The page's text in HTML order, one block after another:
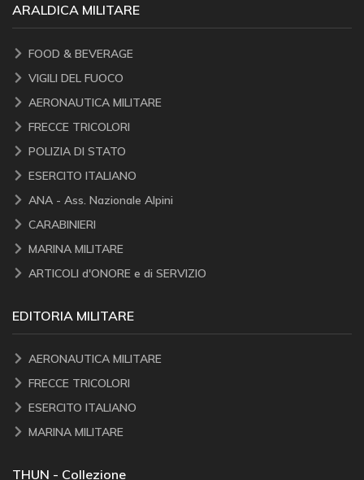
ARALDICA MILITARE
FOOD & BEVERAGE
VIGILI DEL FUOCO
AERONAUTICA MILITARE
FRECCE TRICOLORI
POLIZIA DI STATO
ESERCITO ITALIANO
ANA - Ass. Nazionale Alpini
CARABINIERI
MARINA MILITARE
ARTICOLI d'ONORE e di SERVIZIO
EDITORIA MILITARE
AERONAUTICA MILITARE
FRECCE TRICOLORI
ESERCITO ITALIANO
MARINA MILITARE
THUN - Collezione